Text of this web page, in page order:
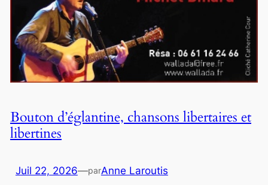
Bouton d’églantine, chansons libertaires et
libertines
Juil 22, 2026—parAnne Laroutis